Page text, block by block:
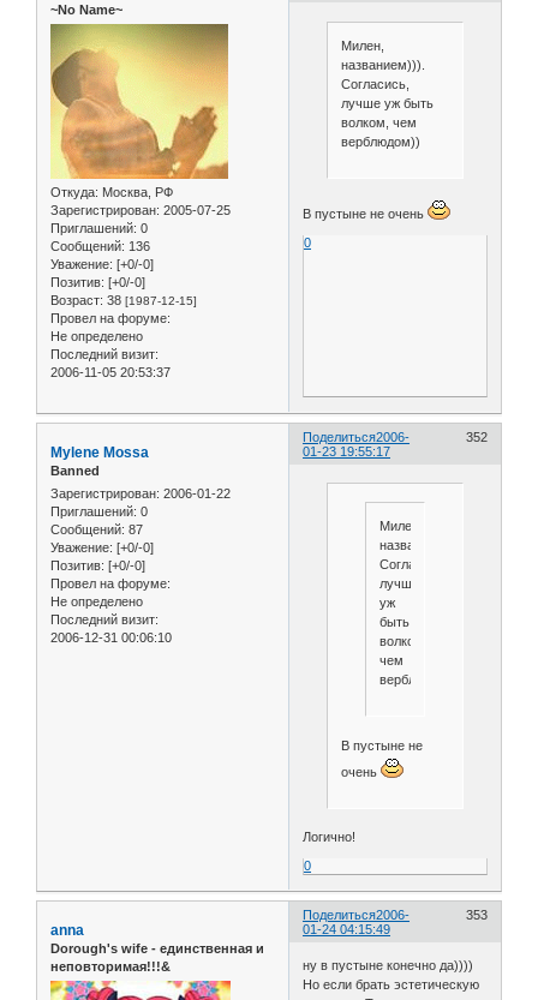
~No Name~
Откуда: Москва, РФ
Зарегистрирован: 2005-07-25
Приглашений: 0
Сообщений: 136
Уважение: [+0/-0]
Позитив: [+0/-0]
Возраст: 38 [1987-12-15]
Провел на форуме:
Не определено
Последний визит:
2006-11-05 20:53:37
Милен,
названием))).
Согласись,
лучше уж быть
волком, чем
верблюдом))
В пустыне не очень
0
Поделиться 352
2006-
01-23 19:55:17
Mylene Mossa
Banned
Зарегистрирован: 2006-01-22
Приглашений: 0
Сообщений: 87
Уважение: [+0/-0]
Позитив: [+0/-0]
Провел на форуме:
Не определено
Последний визит:
2006-12-31 00:06:10
Милен,
названием))).
Согласись,
лучше
уж
быть
волком,
чем
верблюдом))
В пустыне не
очень
Логично!
0
Поделиться 353
2006-
01-24 04:15:49
anna
Dorough's wife - единственная и
неповторимая!!!&
ну в пустыне конечно да))))
Но если брать эстетическую